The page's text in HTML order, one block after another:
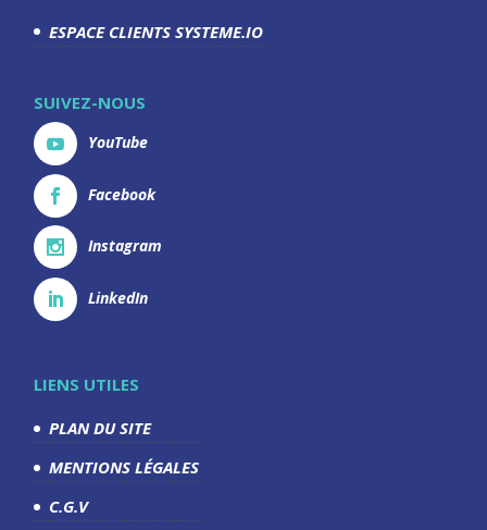
ESPACE CLIENTS SYSTEME.IO
SUIVEZ-NOUS
YouTube
Facebook
Instagram
LinkedIn
LIENS UTILES
PLAN DU SITE
MENTIONS LÉGALES
C.G.V